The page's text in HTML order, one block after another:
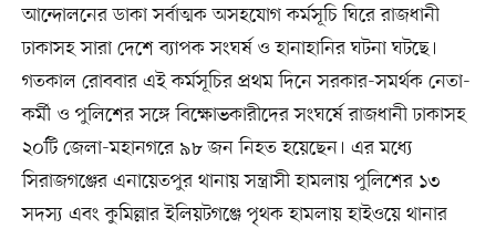
আন্দোলনের ডাকা সর্বাত্মক অসহযোগ কর্মসূচি ঘিরে রাজধানী
ঢাকাসহ সারা দেশে ব্যাপক সংঘর্ষ ও হানাহানির ঘটনা ঘটছে।
গতকাল রোববার এই কর্মসূচির প্রথম দিনে সরকার-সমর্থক নেতা-
কর্মী ও পুলিশের সঙ্গে বিক্ষোভকারীদের সংঘর্ষে রাজধানী ঢাকাসহ
২০টি জেলা-মহানগরে ৯৮ জন নিহত হয়েছেন। এর মধ্যে
সিরাজগঞ্জের এনায়েতপুর থানায় সন্ত্রাসী হামলায় পুলিশের ১৩
সদস্য এবং কুমিল্লার ইলিয়টগঞ্জে পৃথক হামলায় হাইওয়ে থানার